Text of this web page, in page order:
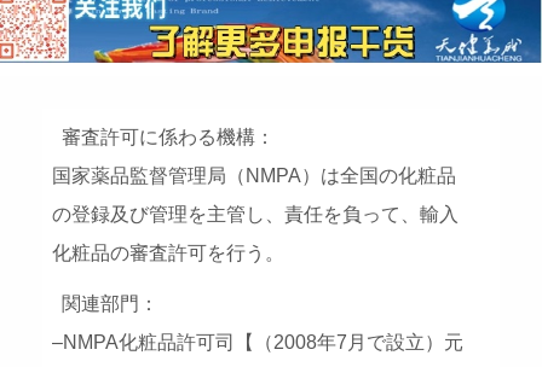
審査許可に係わる機構：
国家薬品監督管理局（NMPA）は全国の化粧品
の登録及び管理を主管し、責任を負って、輸入
化粧品の審査許可を行う。
関連部門：
–NMPA化粧品許可司【（2008年7月で設立）元